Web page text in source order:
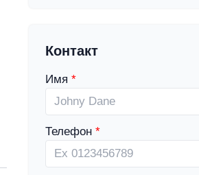
Контакт
Имя
Телефон